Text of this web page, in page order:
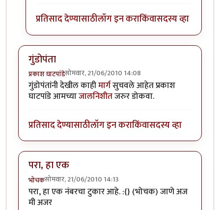
प्रतिसाद देण्यासाठीलॉग इन कराकिंवासदस्य व्हा
गुंडोपंता
प्रकाश घाटपांडेसोमवार, 21/06/2010 14:08
गुंडोपंतांनी देखील काहीमार्गसुचवले आहेत प्रकाश
घाटपांडे आमच्याजालनिशीतजरुर डोकवा.
प्रतिसाद देण्यासाठीलॉग इन कराकिंवासदस्य व्हा
परा, हा एक
भोचकसोमवार, 21/06/2010 14:13
परा, हा एक नंबरचा टुकार आहे. :{} (भोचक) जाणे अज
मी अजर